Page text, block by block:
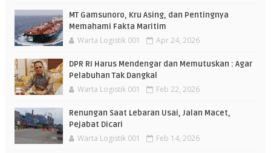
MT Gamsunoro, Kru Asing, dan Pentingnya
Memahami Fakta Maritim
Warta Logistik 001 Apr 24, 2026
DPR RI Harus Mendengar dan Memutuskan : Agar
Pelabuhan Tak Dangkal
Warta Logistik 001 Feb 22, 2026
Renungan Saat Lebaran Usai, Jalan Macet,
Pejabat Dicari
Warta Logistik 001 Feb 14, 2026